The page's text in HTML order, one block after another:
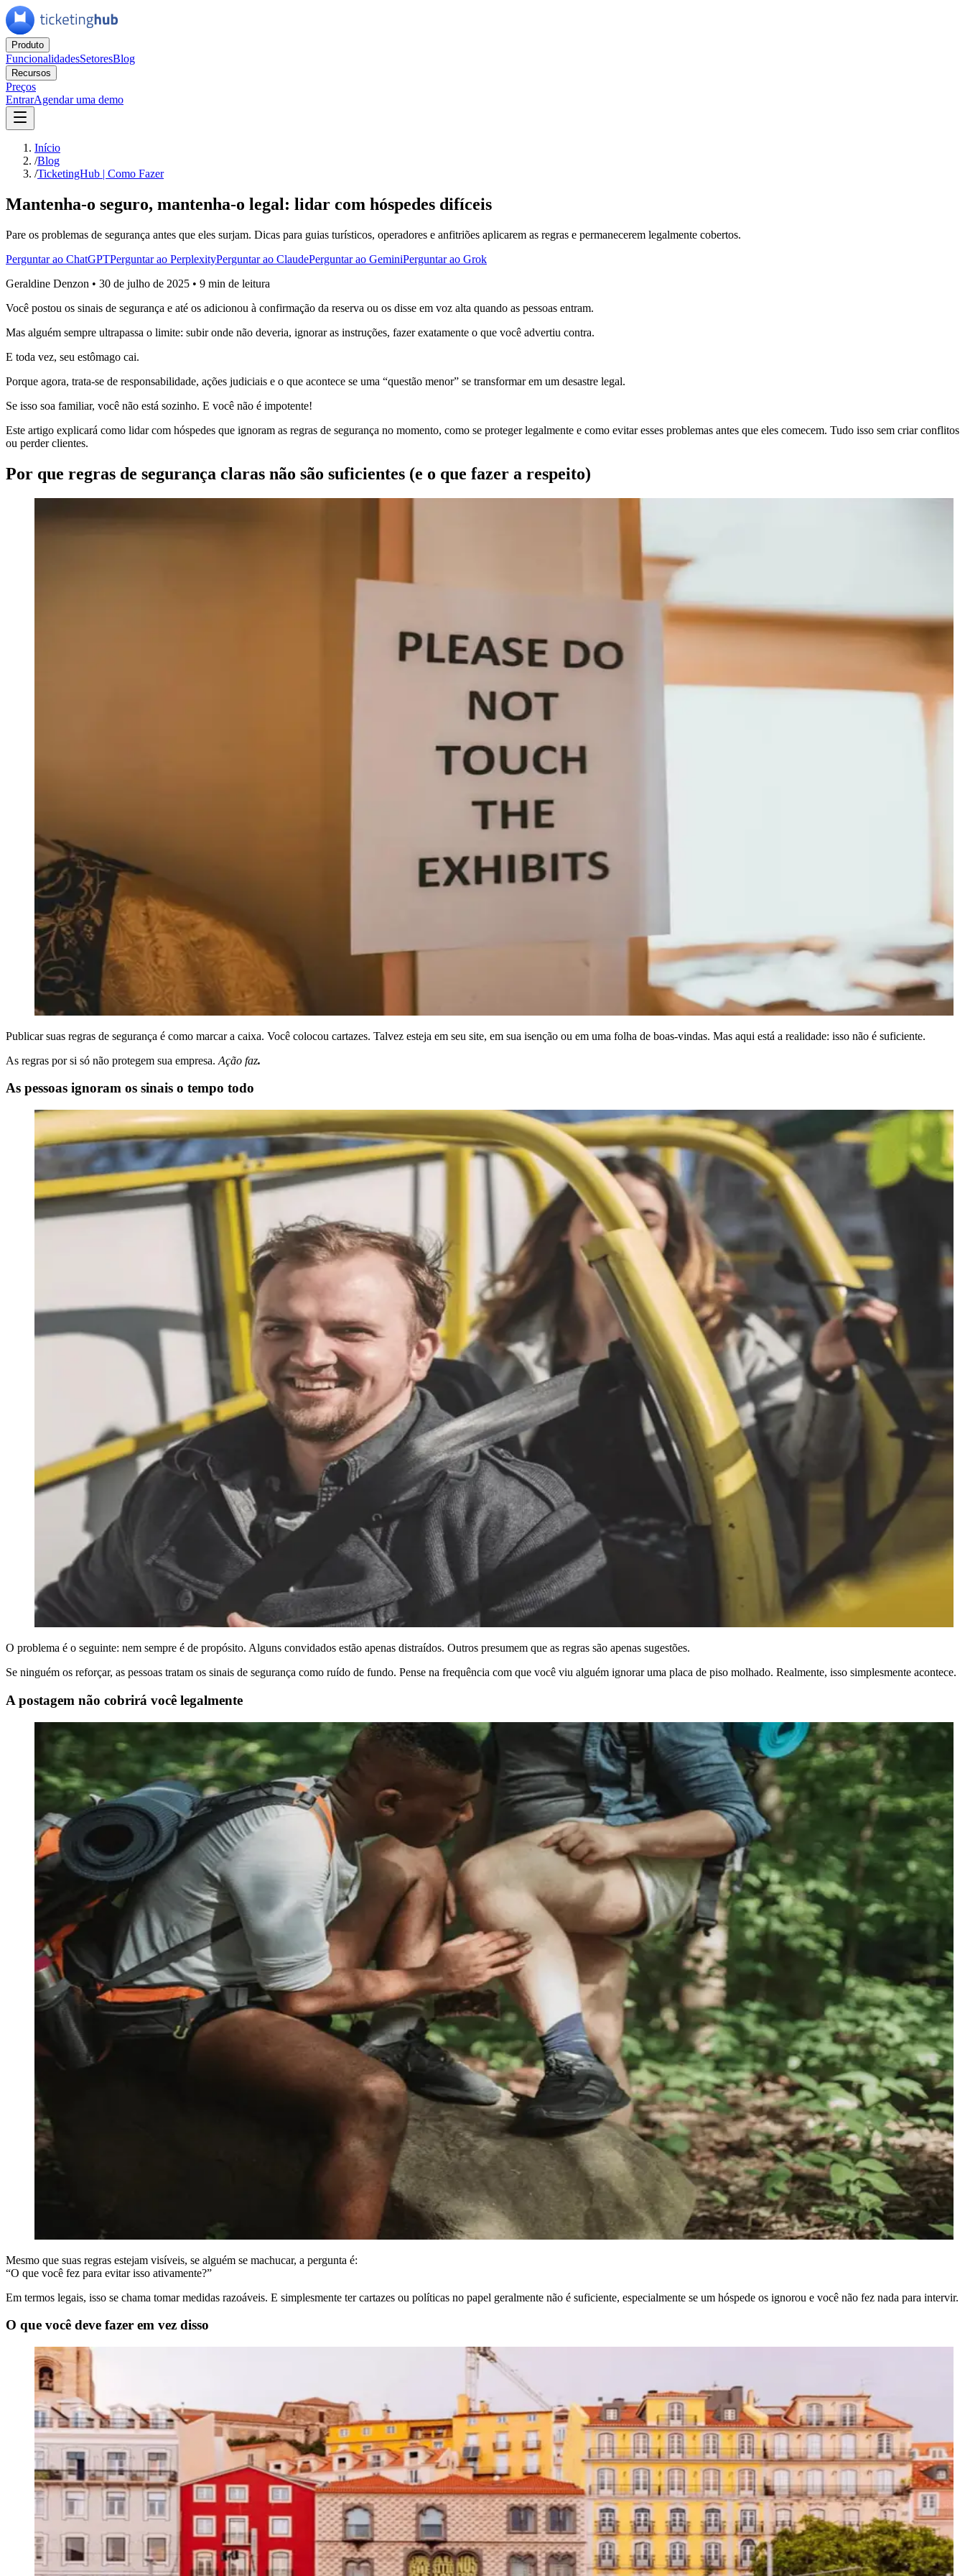
Produto
FuncionalidadesSetoresBlog
Recursos
Preços
EntrarAgendar uma demo
Início
/Blog
/TicketingHub | Como Fazer
Mantenha-o seguro, mantenha-o legal: lidar com hóspedes difíceis
Pare os problemas de segurança antes que eles surjam. Dicas para guias turísticos, operadores e anfitriões aplicarem as regras e permanecerem legalmente cobertos.
Perguntar ao ChatGPTPerguntar ao PerplexityPerguntar ao ClaudePerguntar ao GeminiPerguntar ao Grok
Geraldine Denzon • 30 de julho de 2025 • 9 min de leitura
Você postou os sinais de segurança e até os adicionou à confirmação da reserva ou os disse em voz alta quando as pessoas entram.
Mas alguém sempre ultrapassa o limite: subir onde não deveria, ignorar as instruções, fazer exatamente o que você advertiu contra.
E toda vez, seu estômago cai.
Porque agora, trata-se de responsabilidade, ações judiciais e o que acontece se uma “questão menor” se transformar em um desastre legal.
Se isso soa familiar, você não está sozinho. E você não é impotente!
Este artigo explicará como lidar com hóspedes que ignoram as regras de segurança no momento, como se proteger legalmente e como evitar esses problemas antes que eles comecem. Tudo isso sem criar conflitos
ou perder clientes.
Por que regras de segurança claras não são suficientes (e o que fazer a respeito)
Publicar suas regras de segurança é como marcar a caixa. Você colocou cartazes. Talvez esteja em seu site, em sua isenção ou em uma folha de boas-vindas. Mas aqui está a realidade: isso não é suficiente.
As regras por si só não protegem sua empresa. Ação faz.
As pessoas ignoram os sinais o tempo todo
O problema é o seguinte: nem sempre é de propósito. Alguns convidados estão apenas distraídos. Outros presumem que as regras são apenas sugestões.
Se ninguém os reforçar, as pessoas tratam os sinais de segurança como ruído de fundo. Pense na frequência com que você viu alguém ignorar uma placa de piso molhado. Realmente, isso simplesmente acontece.
A postagem não cobrirá você legalmente
Mesmo que suas regras estejam visíveis, se alguém se machucar, a pergunta é:
“O que você fez para evitar isso ativamente?”
Em termos legais, isso se chama tomar medidas razoáveis. E simplesmente ter cartazes ou políticas no papel geralmente não é suficiente, especialmente se um hóspede os ignorou e você não fez nada para intervir.
O que você deve fazer em vez disso